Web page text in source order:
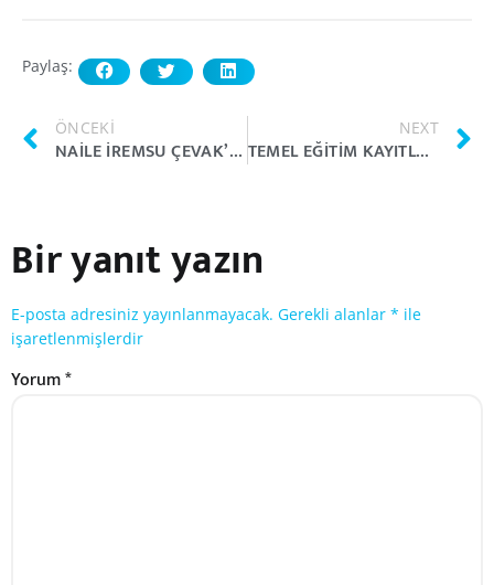
Paylaş:
ÖNCEKI
NAILE İREMSU ÇEVAK’TAN AVRUPA MADALYALARI.!
NEXT
TEMEL EĞITIM KAYITLARIMIZ DEVAM EDIYOR.!
Bir yanıt yazın
E-posta adresiniz yayınlanmayacak. Gerekli alanlar * ile
işaretlenmişlerdir
Yorum*